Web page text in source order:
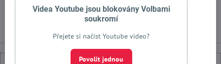
Do košíku
Videa Youtube jsou blokovány Volbami
soukromí
Přejete si načíst Youtube video?
Povolit jednou